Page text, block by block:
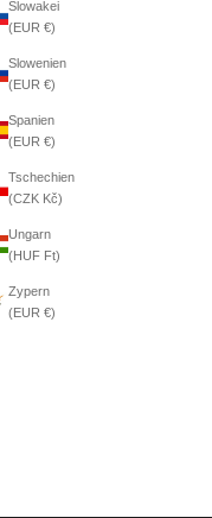
Slowakei
(EUR €)
Slowenien
(EUR €)
Spanien
(EUR €)
Tschechien
(CZK Kč)
Ungarn
(HUF Ft)
Zypern
(EUR €)